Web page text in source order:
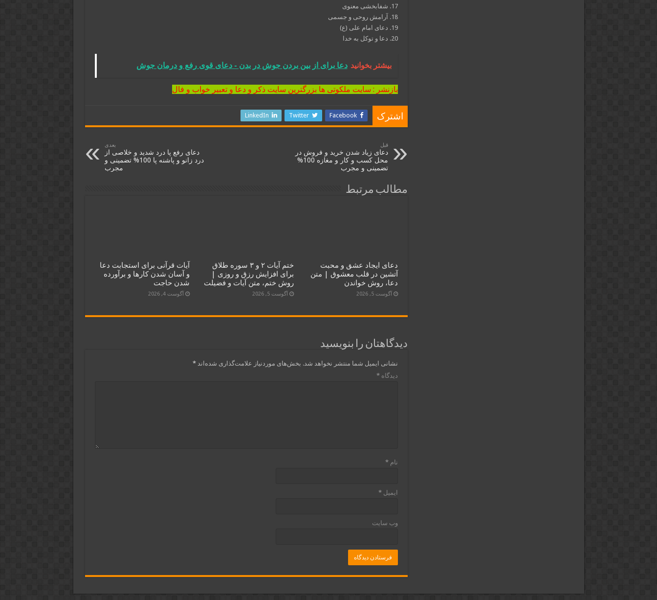
17. شفابخشی معنوی
18. آرامش روحی و جسمی
19. دعای امام علی (ع)
20. دعا و توکل به خدا
بیشتر بخوانید دعا برای از بین بردن جوش در بدن - دعای قوی رفع و درمان جوش
بازنشر : سایت ملکوتی ها بزرگترین سایت ذکر و دعا و تعبیر خواب و فال
اشترک Facebook
Twitter
LinkedIn
قبل
دعای زیاد شدن خرید و فروش در
محل کسب و کار و مغازه 100%
تضمینی و مجرب
بعدی
دعای رفع پا درد شدید و خلاصی از
درد زانو و پاشنه پا 100% تضمینی و
مجرب
مطالب مرتبط
دعای ایجاد عشق و محبت
آتشین در قلب معشوق | متن
دعا، روش خواندن
آگوست 5, 2026
ختم آیات ۲ و ۳ سوره طلاق
برای افزایش رزق و روزی |
روش ختم، متن آیات و فضیلت
آگوست 5, 2026
آیات قرآنی برای استجابت دعا
و آسان شدن کارها و برآورده
شدن حاجت
آگوست 4, 2026
دیدگاهتان را بنویسید
نشانی ایمیل شما منتشر نخواهد شد. بخش‌های موردنیاز علامت‌گذاری شده‌اند*
دیدگاه*
نام*
ایمیل*
وب‌ سایت